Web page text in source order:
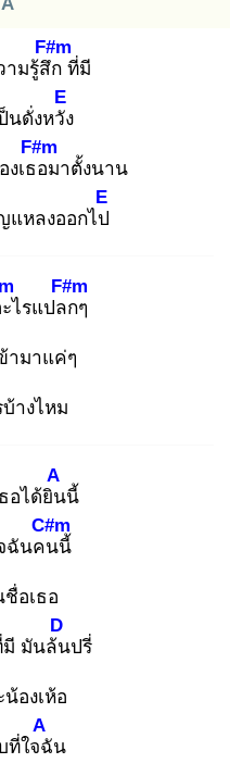
ามรู้สึก
F#m
ที่มี
นดั่งหวัง
E
งเธอ
F#m
มาตั้งนาน
แหลงออกไป
E
ะไรแปลก
F#m
ๆ
ามาแค่ๆ
บ้างไหม
อได้ยิน
A
นี้
ฉันคน
C#m
นี้
ชื่อเธอ
มี มันล้น
D
ปรี่
น้องเห้อ
ที่ใจฉั
A
น